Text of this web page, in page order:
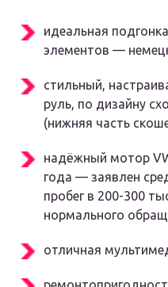
идеальная
элементов —
стильный,
руль, по дизайну
(нижняя часть
надёжный мотор
года — заявлен
пробег в 200-300
нормального
отличная